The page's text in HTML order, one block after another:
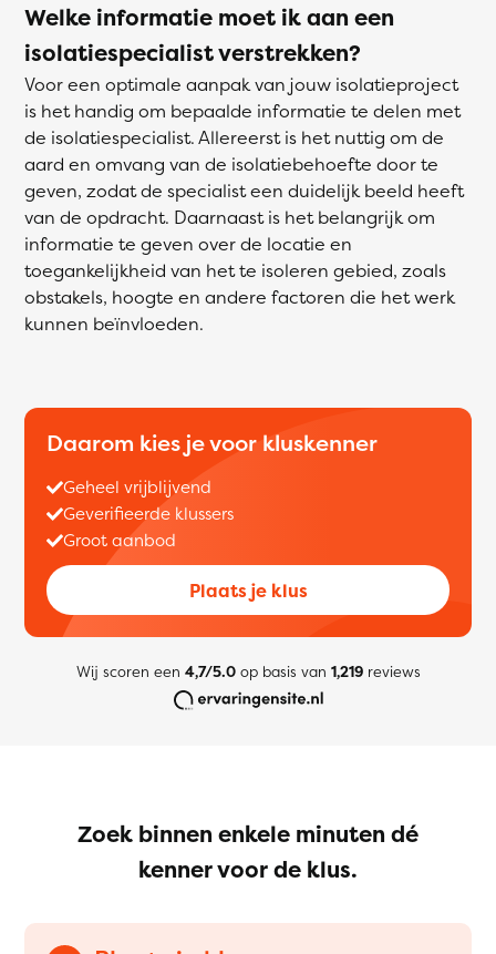
Welke informatie moet ik aan een
isolatiespecialist verstrekken?
Voor een optimale aanpak van jouw isolatieproject
is het handig om bepaalde informatie te delen met
de isolatiespecialist. Allereerst is het nuttig om de
aard en omvang van de isolatiebehoefte door te
geven, zodat de specialist een duidelijk beeld heeft
van de opdracht. Daarnaast is het belangrijk om
informatie te geven over de locatie en
toegankelijkheid van het te isoleren gebied, zoals
obstakels, hoogte en andere factoren die het werk
kunnen beïnvloeden.
Daarom kies je voor kluskenner
Geheel vrijblijvend
Geverifieerde klussers
Groot aanbod
Plaats je klus
Wij scoren een 4,7/5.0op basis van 1,219reviews
Zoek binnen enkele minuten dé
kenner voor de klus.